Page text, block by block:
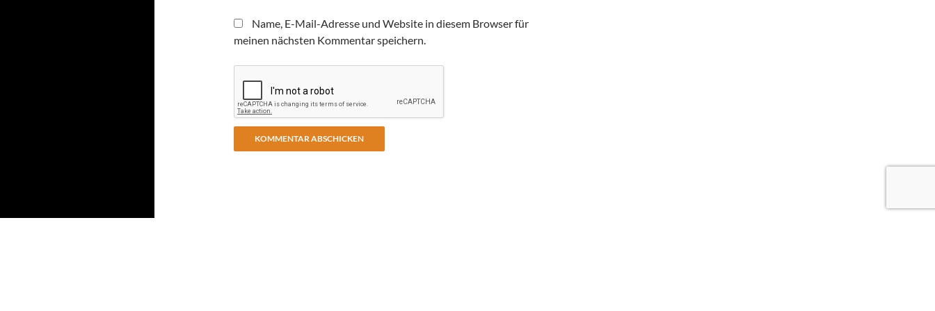
Name, E-Mail-Adresse und Website in diesem Browser für
meinen nächsten Kommentar speichern.